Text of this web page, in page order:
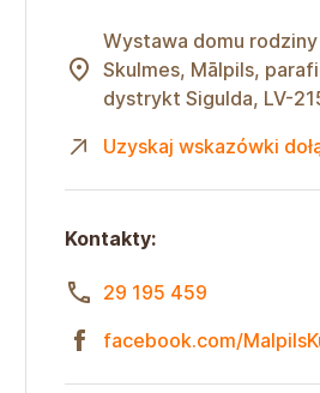
Wystawa domu rodziny
Skulmes, Mālpils,
dystrykt Sigulda, LV-
Uzyskaj wskazówki
Kontakty:
29 195 459
facebook.com/